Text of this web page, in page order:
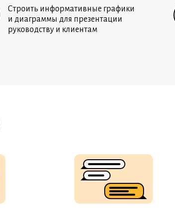
Строить информативные графики
и диаграммы для презентации
руководству и клиентам